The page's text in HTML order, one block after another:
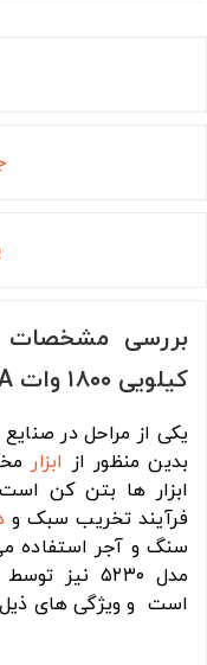
کیلویی ۱۸۰۰ وات ARVA مدل ۵۲۳۰
یکی از مراحل در
بدین منظور از ابزار
ابزار ها بتن کن
فرآیند تخریب سبک و
مدل ۵۲۳۰
است و ویژگی های ذیل